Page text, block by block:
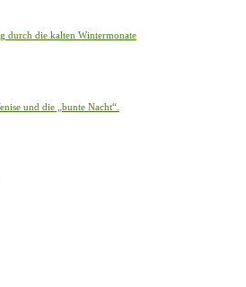
durch die kalten Wintermonate
und die „bunte Nacht“.